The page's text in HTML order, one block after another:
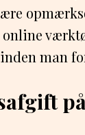
man